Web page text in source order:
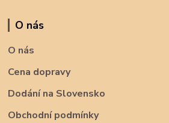
O nás
O nás
Cena dopravy
Dodání na Slovensko
Obchodní podmínky